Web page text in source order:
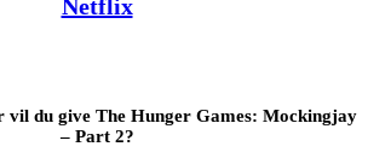
Netflix
vil du give The Hunger Games: Mockingjay
– Part 2?